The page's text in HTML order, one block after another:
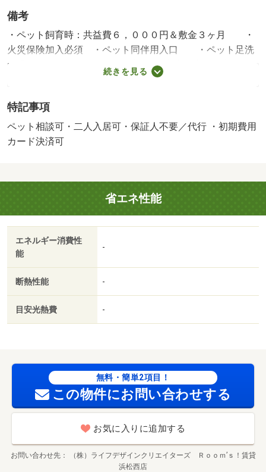
備考
・ペット飼育時：共益費６，０００円＆敷金３ヶ月 ・
火災保険加入必須 ・ペット同伴用入口 ・ペット足洗
い場 ・ペット用シャワー室 ※室内写真他号室・賃
貸保証等：加入要（株式会社オリコフォレントインシュア
料・・・賃料総額の１％）・静岡県のお部屋探しはルーム
ズ賃貸へ！・バイク置場：なし・駐輪場：なし
続きを見る
特記事項
ペット相談可・二人入居可・保証人不要／代行 ・初期費用
カード決済可
省エネ性能
エネルギー消費性
能
-
断熱性能 -
目安光熱費 -
無料・簡単2項目！
この物件にお問い合わせする
お気に入りに追加する
お問い合わせ先
（株）ライフデザインクリエイターズ Ｒｏｏｍ’ｓ！賃貸
浜松西店